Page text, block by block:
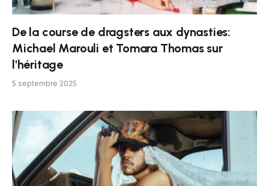
De la course de dragsters aux dynasties:
Michael Marouli et Tomara Thomas sur
l'héritage
5 septembre 2025